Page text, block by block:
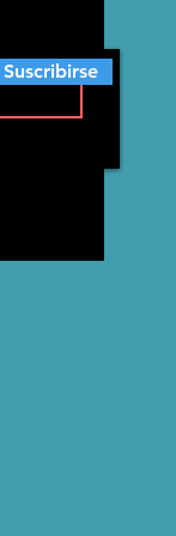
Suscribirse